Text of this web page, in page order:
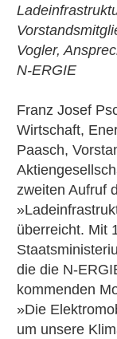
Vogler,
N-ERGIE
Franz Josef
Wirtschaft,
Paasch,
zweiten Aufruf
überreicht. Mit
die die N-
kommenden
»Die
um unsere